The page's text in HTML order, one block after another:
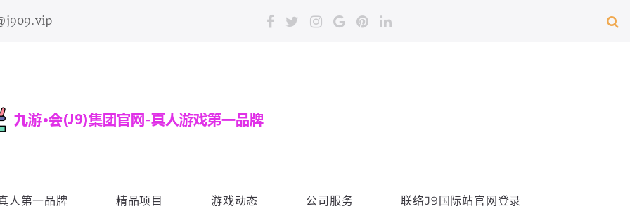
人第一品牌 精品项目 游戏动态 公司服务 联络J9国际站官网登录